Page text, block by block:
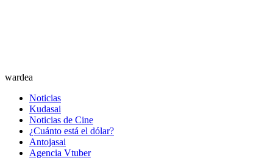
wardea
Noticias
Kudasai
Noticias de Cine
¿Cuánto está el dólar?
Antojasai
Agencia Vtuber